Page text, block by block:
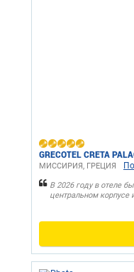
GRECOTEL CRETA
МИССИРИЯ, ГРЕЦИЯ
В 2026 году в отеле
центральном корпусе